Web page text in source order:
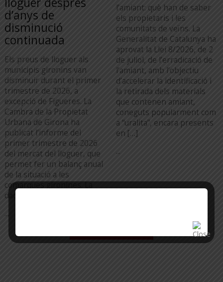
d’anys de
disminució
continuada
Els preus de lloguer als
municipis gironins van
disminuir durant el primer
trimestre de 2026, a
excepció de Figueres. La
Cambra de la Propietat
Urbana de Girona ha
publicat l’informe del
primer trimestre de 2026
del mercat del lloguer, que
permet fer un balanç anual
de la situació a les
comarques gironines. La
dada més […]
...
l’amiant: què han de saber
els propietaris i les
comunitats de veïns. La
Generalitat de Catalunya ha
aprovat la Llei 8/2026, de 2
de juliol, de l’erradicació de
l’amiant, amb l’objectiu
d’accelerar la identificació i
la retirada dels materials
que contenen amiant,
coneguts popularment com
a “uralita”, encara presents
en […]
...